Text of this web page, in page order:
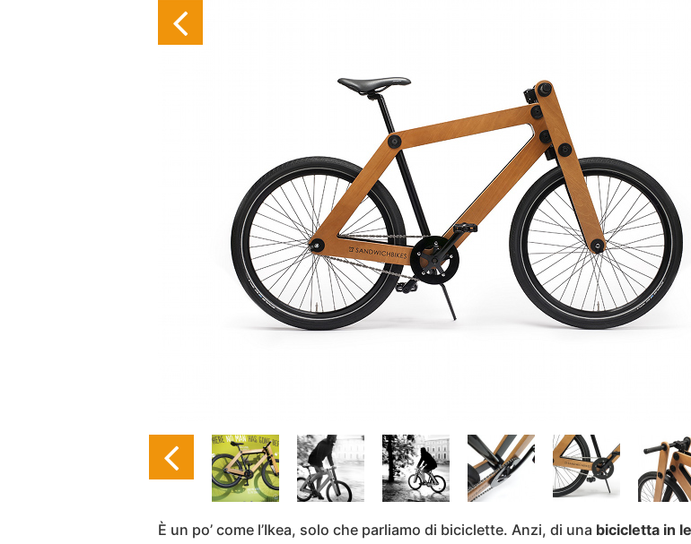
È un po’ come l’Ikea, solo che parliamo di biciclette. Anzi, di una bicicletta in